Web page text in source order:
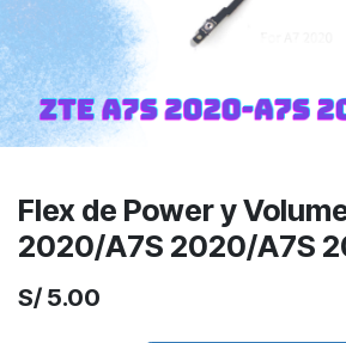
Flex de Power y
2020/A7S 2020/A7S
S/ 5.00